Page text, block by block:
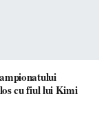
cu fiul lui Kimi